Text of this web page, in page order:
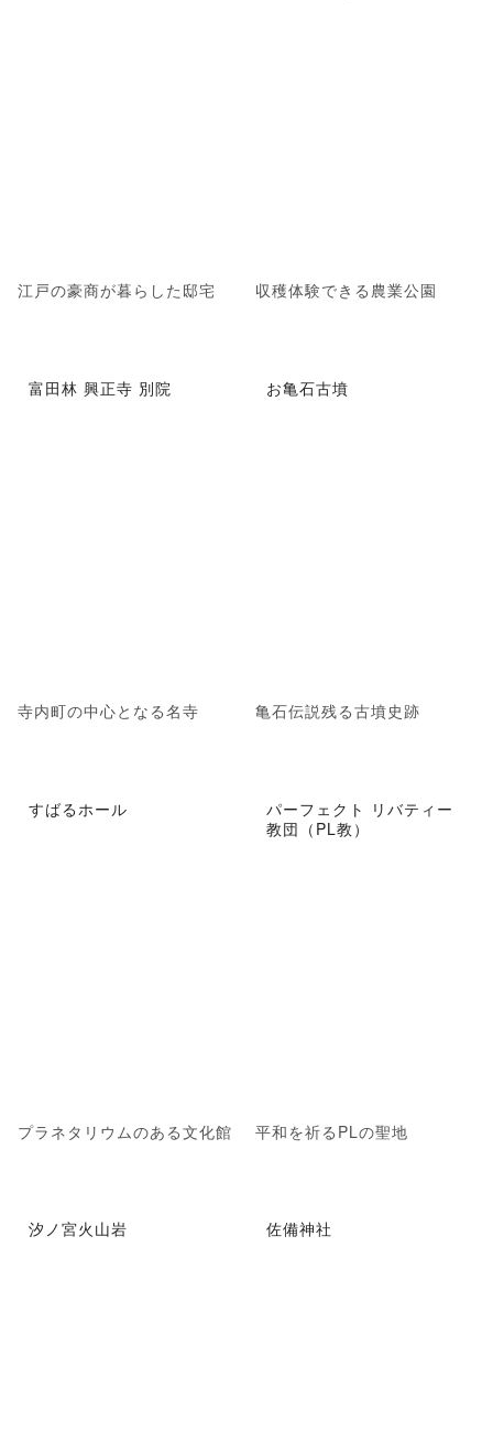
江戸の豪商が暮らした邸宅 収穫体験できる農業公園
富田林 興正寺 別院
寺内町の中心となる名寺
お亀石古墳
亀石伝説残る古墳史跡
すばるホール
プラネタリウムのある文化館
パーフェクト リバティー
教団（PL教）
平和を祈るPLの聖地
汐ノ宮火山岩 佐備神社